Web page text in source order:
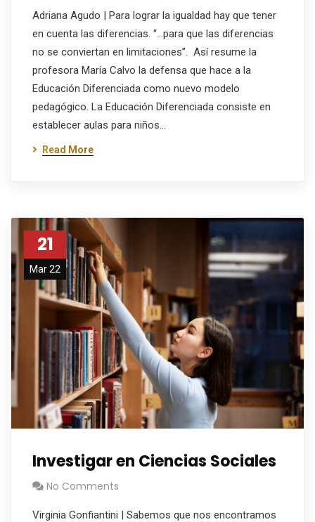
Adriana Agudo | Para lograr la igualdad hay que tener
en cuenta las diferencias. “…para que las diferencias
no se conviertan en limitaciones”. Así resume la
profesora María Calvo la defensa que hace a la
Educación Diferenciada como nuevo modelo
pedagógico. La Educación Diferenciada consiste en
establecer aulas para niños…
Read More
21
Mar 22
Investigar en Ciencias Sociales
No Comments
Virginia Gonfiantini | Sabemos que nos encontramos